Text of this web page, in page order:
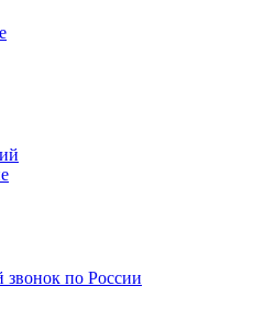
звонок по России